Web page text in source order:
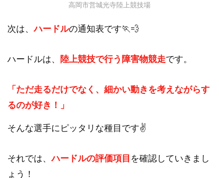
高岡市営城光寺陸上競技場
次は、ハードルの通知表です🏃💨
ハードルは、 陸上競技で行う障害物競走です。
「ただ走るだけでなく、細かい動きを考えながらす
るのが好き！」
そんな選手にピッタリな種目です✌
それでは、ハードルの評価項目 を確認していきまし
ょう！